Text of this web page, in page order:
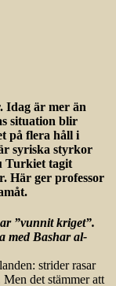
Idag är mer än
situation blir
på flera håll i
syriska styrkor
Turkiet tagit
Här ger professor
”vunnit kriget”.
med Bashar al-
strider rasar
det stämmer att